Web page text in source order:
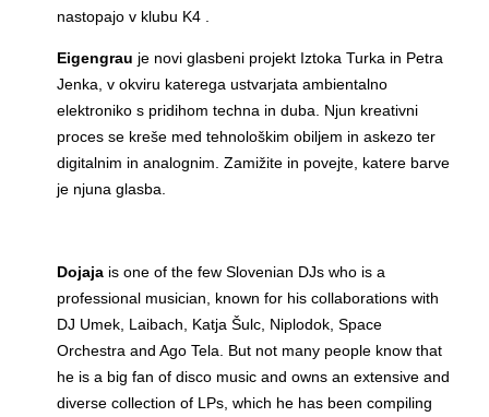
nastopajo v klubu K4 .
Eigengrau je novi glasbeni projekt Iztoka Turka in Petra
Jenka, v okviru katerega ustvarjata ambientalno
elektroniko s pridihom techna in duba. Njun kreativni
proces se kreše med tehnološkim obiljem in askezo ter
digitalnim in analognim. Zamižite in povejte, katere barve
je njuna glasba.
Dojaja is one of the few Slovenian DJs who is a
professional musician, known for his collaborations with
DJ Umek, Laibach, Katja Šulc, Niplodok, Space
Orchestra and Ago Tela. But not many people know that
he is a big fan of disco music and owns an extensive and
diverse collection of LPs, which he has been compiling